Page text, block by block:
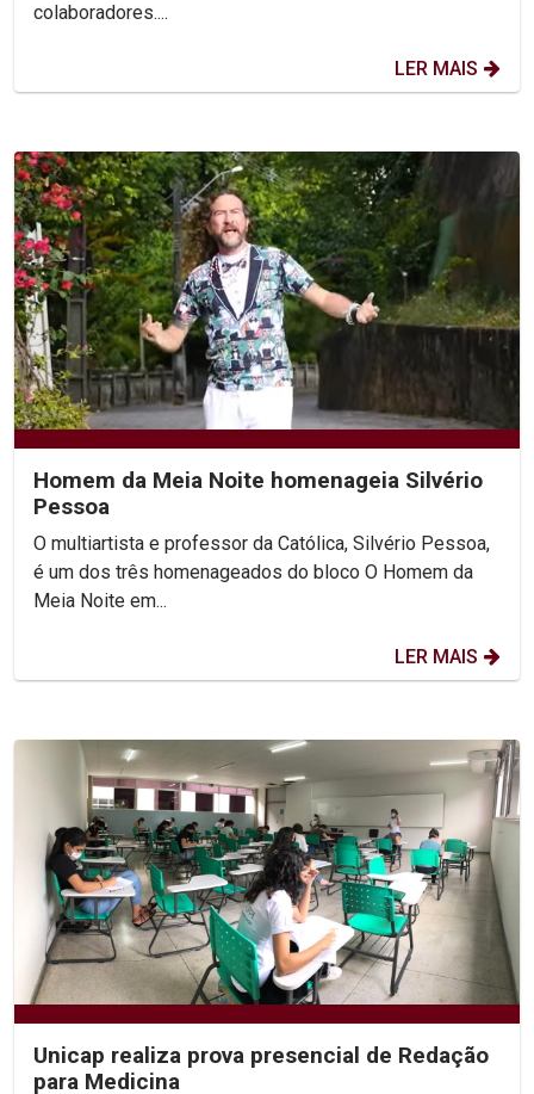
colaboradores....
LER MAIS
Homem da Meia Noite homenageia Silvério
Pessoa
O multiartista e professor da Católica, Silvério Pessoa,
é um dos três homenageados do bloco O Homem da
Meia Noite em...
LER MAIS
Unicap realiza prova presencial de Redação
para Medicina